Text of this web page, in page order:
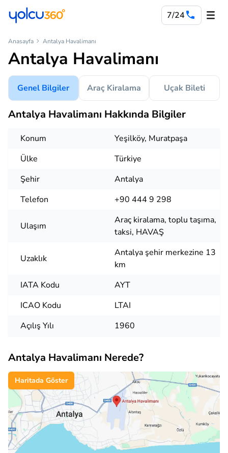
7/24
Anasayfa Antalya Havalimanı
Antalya Havalimanı
Genel Bilgiler Araç Kiralama Uçak Bileti
Antalya Havalimanı Hakkında Bilgiler
Konum
Yeşilköy, Muratpaşa
Ülke
Türkiye
Şehir
Antalya
Telefon
+90 444 9 298
Ulaşım
Araç kiralama, toplu taşıma,
taksi, HAVAŞ
Uzaklık
Antalya şehir merkezine 13
km
IATA Kodu
AYT
ICAO Kodu
LTAI
Açılış Yılı
1960
Antalya Havalimanı Nerede?
Haritada Göster